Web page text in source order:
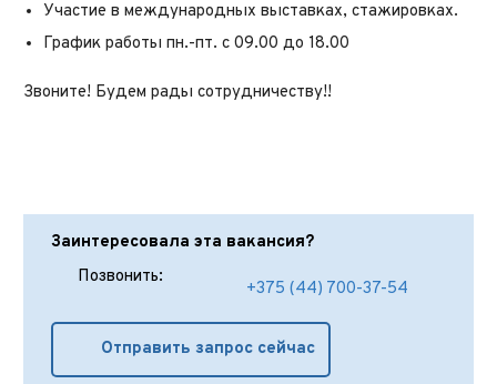
Участие в международных выставках, стажировках.
График работы пн.-пт. с 09.00 до 18.00
Звоните! Будем рады сотрудничеству!!
Заинтересовала эта вакансия?
Позвонить:
+375 (44) 700-37-54
Отправить запрос сейчас